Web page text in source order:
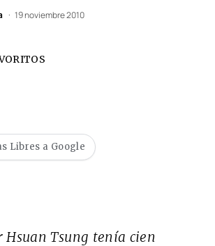
19 noviembre 2010
Libres a Google
Hsuan Tsung tenía cien